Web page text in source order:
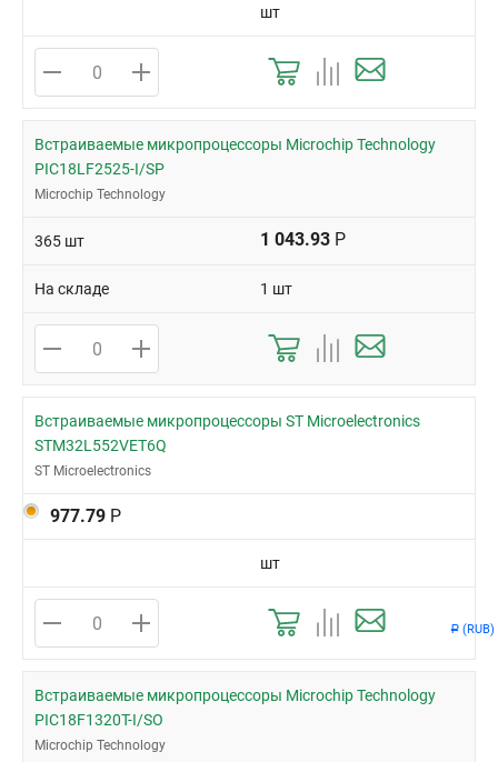
Р (RUB)
шт
Встраиваемые микропроцессоры Microchip Technology
PIC18LF2525-I/SP
Microchip Technology
365 шт 1 043.93 Р
На складе 1 шт
Встраиваемые микропроцессоры ST Microelectronics
STM32L552VET6Q
ST Microelectronics
977.79 Р
шт
Встраиваемые микропроцессоры Microchip Technology
PIC18F1320T-I/SO
Microchip Technology